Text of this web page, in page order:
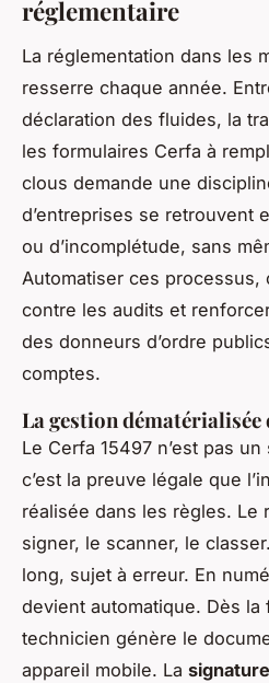
réglementaire
La réglementation dans les
resserre chaque année.
déclaration des fluides, la
les formulaires Cerfa à
clous demande une
d’entreprises se retrouvent
ou d’incomplétude, sans
Automatiser ces processus,
contre les audits et
des donneurs d’ordre
comptes.
La gestion dématérialisée
Le Cerfa 15497 n’est pas
c’est la preuve légale que
réalisée dans les règles. Le
signer, le scanner, le
long, sujet à erreur. En
devient automatique. Dès la
technicien génère le
appareil mobile. La